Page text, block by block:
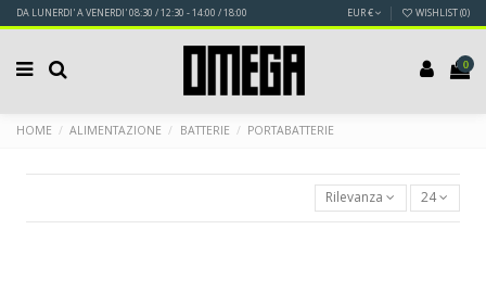
DA LUNERDI' A VENERDI' 08:30 / 12:30 - 14:00 / 18:00 EUR € WISHLIST (0)
0
HOME ALIMENTAZIONE BATTERIE PORTABATTERIE
Rilevanza 24